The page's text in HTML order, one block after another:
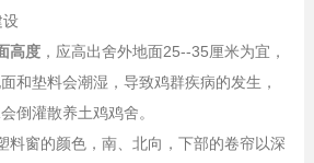
高度，应高出舍外地面25--35厘米为宜，
和垫料会潮湿，导致鸡群疾病的发生，
倒灌散养土鸡鸡舍。
料窗的颜色，南、北向，下部的卷帘以深